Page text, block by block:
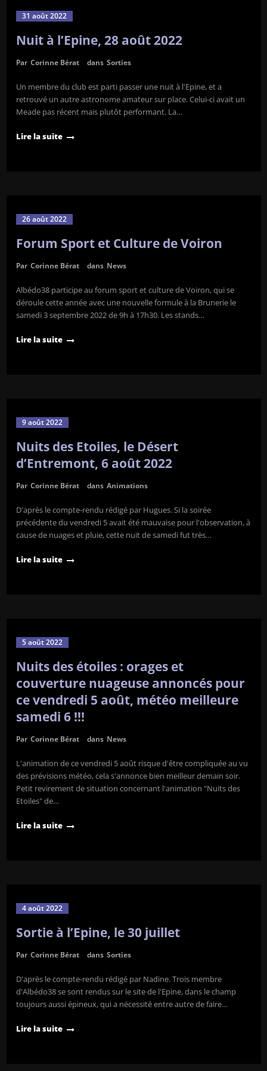
31 août 2022
Nuit à l’Epine, 28 août 2022
Par Corinne Bérat dans Sorties
Un membre du club est parti passer une nuit à l'Epine, et a
retrouvé un autre astronome amateur sur place. Celui-ci avait un
Meade pas récent mais plutôt performant. La…
Lire la suite
26 août 2022
Forum Sport et Culture de Voiron
Par Corinne Bérat dans News
Albédo38 participe au forum sport et culture de Voiron, qui se
déroule cette année avec une nouvelle formule à la Brunerie le
samedi 3 septembre 2022 de 9h à 17h30. Les stands…
Lire la suite
9 août 2022
Nuits des Etoiles, le Désert
d’Entremont, 6 août 2022
Par Corinne Bérat dans Animations
D'après le compte-rendu rédigé par Hugues. Si la soirée
précédente du vendredi 5 avait été mauvaise pour l'observation, à
cause de nuages et pluie, cette nuit de samedi fut très…
Lire la suite
5 août 2022
Nuits des étoiles : orages et
couverture nuageuse annoncés pour
ce vendredi 5 août, météo meilleure
samedi 6 !!!
Par Corinne Bérat dans News
L'animation de ce vendredi 5 août risque d'être compliquée au vu
des prévisions météo, cela s'annonce bien meilleur demain soir.
Petit revirement de situation concernant l'animation "Nuits des
Etoiles" de…
Lire la suite
4 août 2022
Sortie à l’Epine, le 30 juillet
Par Corinne Bérat dans Sorties
D'après le compte-rendu rédigé par Nadine. Trois membre
d'Albédo38 se sont rendus sur le site de l'Epine, dans le champ
toujours aussi épineux, qui a nécessité entre autre de faire…
Lire la suite